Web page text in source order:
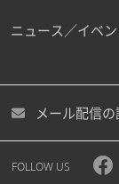
ニュース／イベン
メール配信の
FOLLOW US